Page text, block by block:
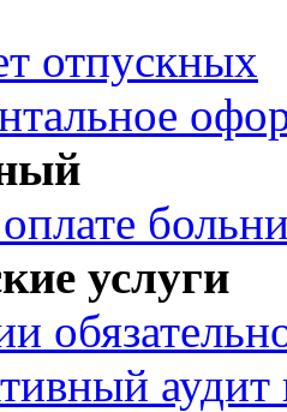
отпускных
услуги
аудит